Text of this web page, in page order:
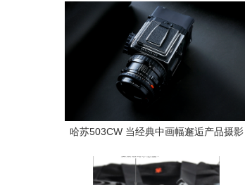
哈苏503CW 当经典中画幅邂逅产品摄影